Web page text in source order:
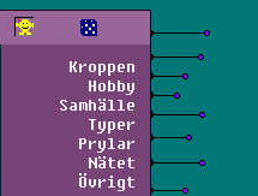
Kroppen
Hobby
Samhälle
Typer
Prylar
Nätet
Övrigt